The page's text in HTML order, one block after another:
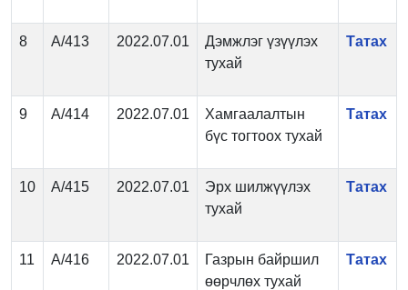
8 А/413 2022.07.01
Дэмжлэг үзүүлэх
тухай
Татах
9 А/414 2022.07.01
Хамгаалалтын
бүс тогтоох тухай
Татах
10 А/415 2022.07.01
Эрх шилжүүлэх
тухай
Татах
11 А/416 2022.07.01
Газрын байршил
өөрчлөх тухай
Татах